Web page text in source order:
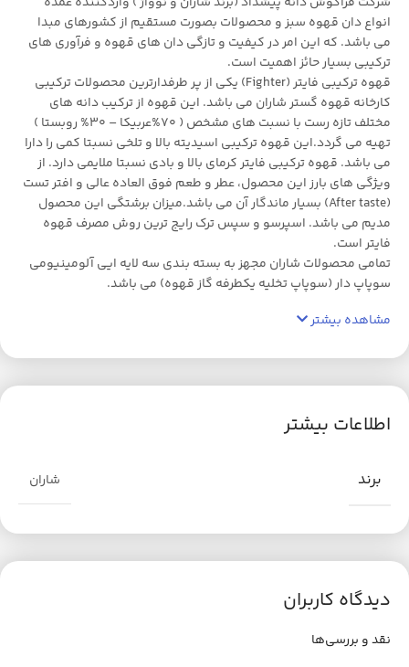
انواع دان قهوه سبز و محصولات بصورت مستقیم از کشورهای مبدا
می باشد. که این امر در کیفیت و تازگی دان های قهوه و فرآوری های
ترکیبی بسیار حائز اهمیت است.
قهوه ترکیبی فایتر (Fighter) یکی از پر طرفدارترین محصولات ترکیبی
کارخانه قهوه گستر شاران می باشد. این قهوه از ترکیب دانه های
مختلف تازه رست با نسبت های مشخص ( 70%عربیکا – 30% روبستا )
تهیه می گردد.این قهوه ترکیبی اسیدیته بالا و تلخی نسبتا کمی را دارا
می باشد. قهوه ترکیبی فایتر کرمای بالا و بادی نسبتا ملایمی دارد. از
ویژگی های بارز این محصول، عطر و طعم فوق العاده عالی و افتر تست
(After taste) بسیار ماندگار آن می باشد.میزان برشتگی این محصول
مدیم می باشد. اسپرسو و سپس ترک رایج ترین روش مصرف قهوه
فایتر است.
تمامی محصولات شاران مجهز به بسته بندی سه لایه ایی آلومینیومی
سوپاپ دار (سوپاپ تخلیه یکطرفه گاز قهوه) می باشد.
مشاهده بیشتر
اطلاعات بیشتر
برند شاران
دیدگاه کاربران
نقد و بررسی‌ها